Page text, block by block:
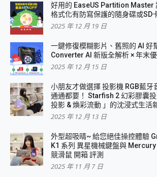
好用的 EaseUS Partition Master
格式化有防寫保護的隨身碟或SD
2025 年 12 月 19 日
一鍵修復模糊影片、舊照的 AI
Converter AI 新版全解析 × 年末
2025 年 12 月 15 日
小朋友才做選擇 投影機 RGB藍牙
通通都要！ Starfish 2 幻彩膠囊
投影 & 煥彩流動 」的沈浸式生活
2025 年 12 月 13 日
外型超吸晴~ 給您絕佳操控體驗
K1 系列 異星機械鍵盤與
競滑鼠 開箱 評測
2025 年 11 月 7 日